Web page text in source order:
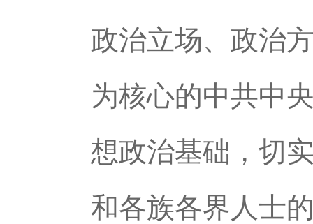
政治立场、政治
为核心的中共中
想政治基础，切
和各族各界人士